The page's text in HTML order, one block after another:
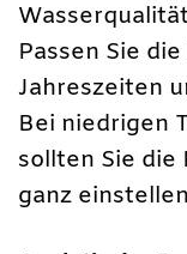
Passen Sie
Jahreszeiten
Bei niedrigen
sollten Sie
ganz